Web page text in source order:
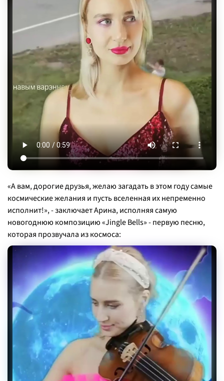
«А вам, дорогие друзья, желаю загадать в этом году самые
космические желания и пусть вселенная их непременно
исполнит!»,- заключает Арина, исполняя самую
новогоднюю композицию «Jingle Bells» - первую песню,
которая прозвучала из космоса: